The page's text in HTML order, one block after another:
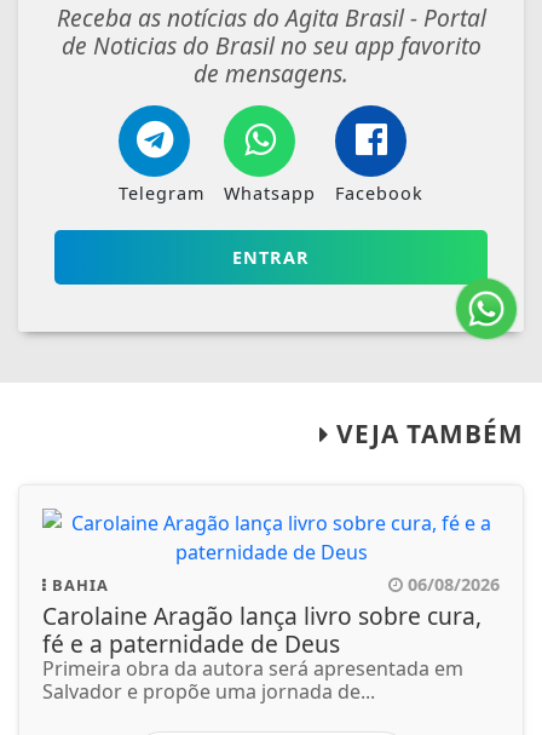
Receba as notícias do Agita Brasil - Portal
de Noticias do Brasil no seu app favorito
de mensagens.
Telegram Whatsapp Facebook
ENTRAR
VEJA TAMBÉM
BAHIA 06/08/2026
Carolaine Aragão lança livro sobre cura,
fé e a paternidade de Deus
Primeira obra da autora será apresentada em
Salvador e propõe uma jornada de...